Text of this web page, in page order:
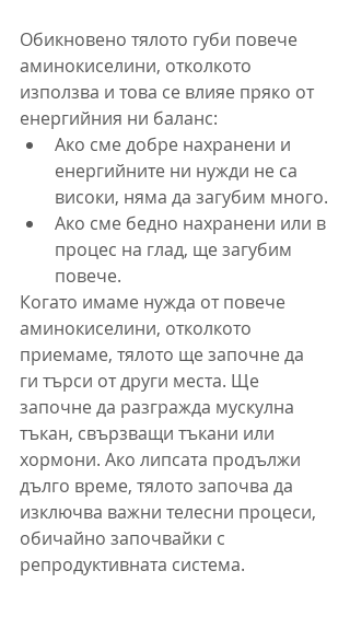
Обикновено тялото губи повече
аминокиселини, отколкото
използва и това се влияе пряко от
енергийния ни баланс:
Ако сме добре нахранени и
енергийните ни нужди не са
високи, няма да загубим много.
Ако сме бедно нахранени или в
процес на глад, ще загубим
повече.
Когато имаме нужда от повече
аминокиселини, отколкото
приемаме, тялото ще започне да
ги търси от други места. Ще
започне да разгражда мускулна
тъкан, свързващи тъкани или
хормони. Ако липсата продължи
дълго време, тялото започва да
изключва важни телесни процеси,
обичайно започвайки с
репродуктивната система.